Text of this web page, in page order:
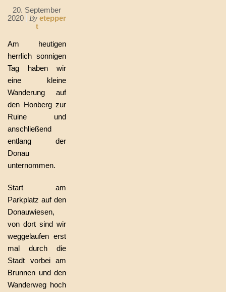
20. September
2020
By etepper
t
Am heutigen
herrlich sonnigen
Tag haben wir
eine kleine
Wanderung auf
den Honberg zur
Ruine und
anschließend
entlang der
Donau
unternommen.
Start am
Parkplatz auf den
Donauwiesen,
von dort sind wir
weggelaufen erst
mal durch die
Stadt vorbei am
Brunnen und den
Wanderweg hoch